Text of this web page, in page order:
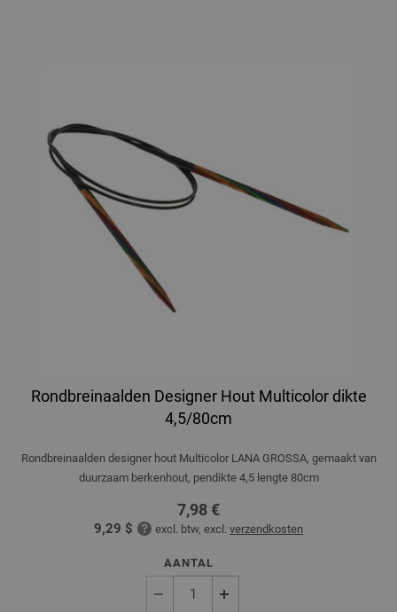
Rondbreinaalden Designer Hout Multicolor dikte
4,5/80cm
Rondbreinaalden designer hout Multicolor LANA GROSSA, gemaakt van
duurzaam berkenhout, pendikte 4,5 lengte 80cm
7,98 €
9,29 $ excl. btw, excl. verzendkosten
AANTAL